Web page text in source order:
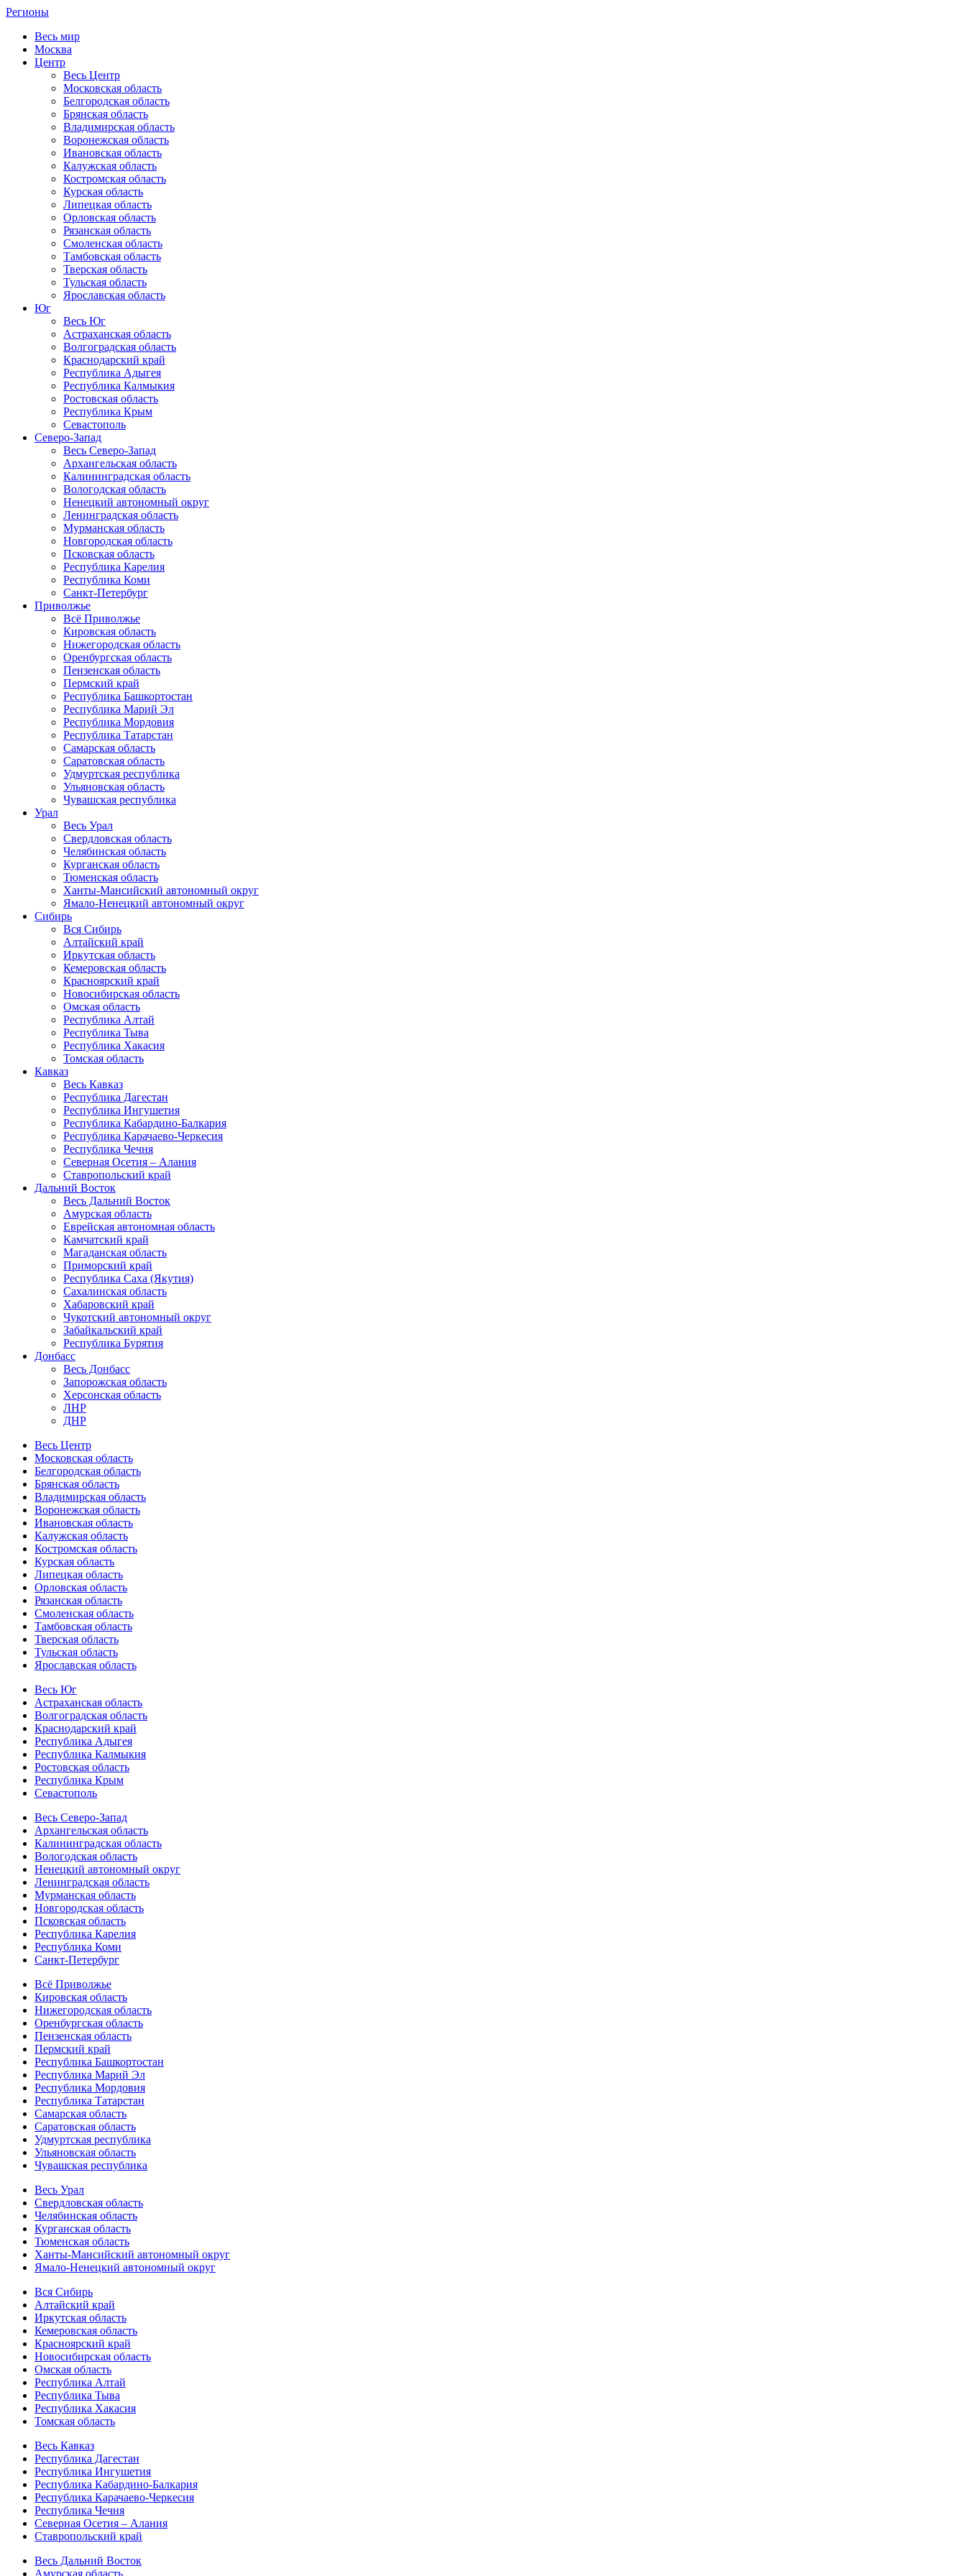
Регионы
Весь мир
Москва
Центр
Весь Центр
Московская область
Белгородская область
Брянская область
Владимирская область
Воронежская область
Ивановская область
Калужская область
Костромская область
Курская область
Липецкая область
Орловская область
Рязанская область
Смоленская область
Тамбовская область
Тверская область
Тульская область
Ярославская область
Юг
Весь Юг
Астраханская область
Волгоградская область
Краснодарский край
Республика Адыгея
Республика Калмыкия
Ростовская область
Республика Крым
Севастополь
Северо-Запад
Весь Северо-Запад
Архангельская область
Калининградская область
Вологодская область
Ненецкий автономный округ
Ленинградская область
Мурманская область
Новгородская область
Псковская область
Республика Карелия
Республика Коми
Санкт-Петербург
Приволжье
Всё Приволжье
Кировская область
Нижегородская область
Оренбургская область
Пензенская область
Пермский край
Республика Башкортостан
Республика Марий Эл
Республика Мордовия
Республика Татарстан
Самарская область
Саратовская область
Удмуртская республика
Ульяновская область
Чувашская республика
Урал
Весь Урал
Свердловская область
Челябинская область
Курганская область
Тюменская область
Ханты-Мансийский автономный округ
Ямало-Ненецкий автономный округ
Сибирь
Вся Сибирь
Алтайский край
Иркутская область
Кемеровская область
Красноярский край
Новосибирская область
Омская область
Республика Алтай
Республика Тыва
Республика Хакасия
Томская область
Кавказ
Весь Кавказ
Республика Дагестан
Республика Ингушетия
Республика Кабардино-Балкария
Республика Карачаево-Черкесия
Республика Чечня
Северная Осетия – Алания
Ставропольский край
Дальний Восток
Весь Дальний Восток
Амурская область
Еврейская автономная область
Камчатский край
Магаданская область
Приморский край
Республика Саха (Якутия)
Сахалинская область
Хабаровский край
Чукотский автономный округ
Забайкальский край
Республика Бурятия
Донбасс
Весь Донбасс
Запорожская область
Херсонская область
ЛНР
ДНР
Весь Центр
Московская область
Белгородская область
Брянская область
Владимирская область
Воронежская область
Ивановская область
Калужская область
Костромская область
Курская область
Липецкая область
Орловская область
Рязанская область
Смоленская область
Тамбовская область
Тверская область
Тульская область
Ярославская область
Весь Юг
Астраханская область
Волгоградская область
Краснодарский край
Республика Адыгея
Республика Калмыкия
Ростовская область
Республика Крым
Севастополь
Весь Северо-Запад
Архангельская область
Калининградская область
Вологодская область
Ненецкий автономный округ
Ленинградская область
Мурманская область
Новгородская область
Псковская область
Республика Карелия
Республика Коми
Санкт-Петербург
Всё Приволжье
Кировская область
Нижегородская область
Оренбургская область
Пензенская область
Пермский край
Республика Башкортостан
Республика Марий Эл
Республика Мордовия
Республика Татарстан
Самарская область
Саратовская область
Удмуртская республика
Ульяновская область
Чувашская республика
Весь Урал
Свердловская область
Челябинская область
Курганская область
Тюменская область
Ханты-Мансийский автономный округ
Ямало-Ненецкий автономный округ
Вся Сибирь
Алтайский край
Иркутская область
Кемеровская область
Красноярский край
Новосибирская область
Омская область
Республика Алтай
Республика Тыва
Республика Хакасия
Томская область
Весь Кавказ
Республика Дагестан
Республика Ингушетия
Республика Кабардино-Балкария
Республика Карачаево-Черкесия
Республика Чечня
Северная Осетия – Алания
Ставропольский край
Весь Дальний Восток
Амурская область